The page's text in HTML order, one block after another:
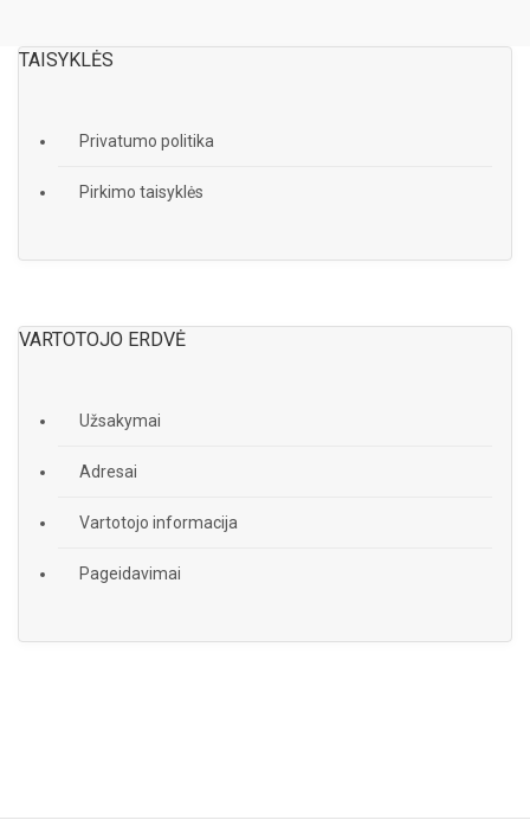
TAISYKLĖS
Privatumo politika
Pirkimo taisyklės
VARTOTOJO ERDVĖ
Užsakymai
Adresai
Vartotojo informacija
Pageidavimai